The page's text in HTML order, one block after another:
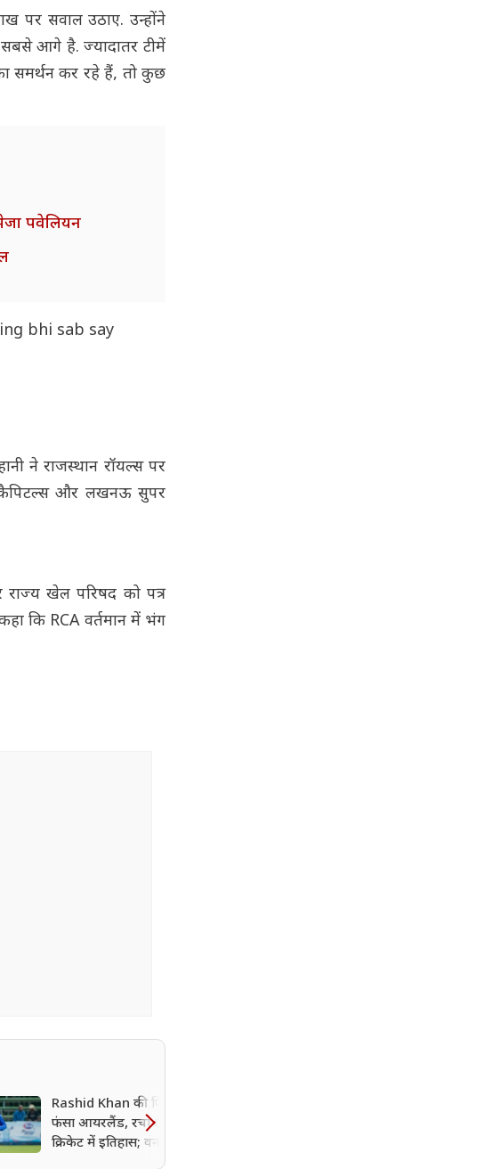
पर सवाल उठाए. उन्होंने
आगे है. ज्यादातर टीमें
समर्थन कर रहे हैं, तो कुछ
पवेलियन
bhi sab say
ने राजस्थान रॉयल्स पर
कैपिटल्स और लखनऊ सुपर
राज्य खेल परिषद को पत्र
कि RCA वर्तमान में भंग
Rashid Khan की फिरकी में
फंसा आयरलैंड, रचा ODI
क्रिकेट में इतिहास; वनडे में 3 बार
6 विकेट लेने वाले बने पहले